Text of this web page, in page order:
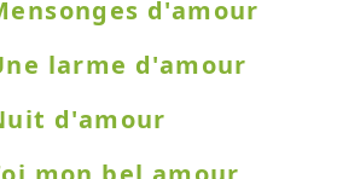
d'amour
larme d'amour
d'amour